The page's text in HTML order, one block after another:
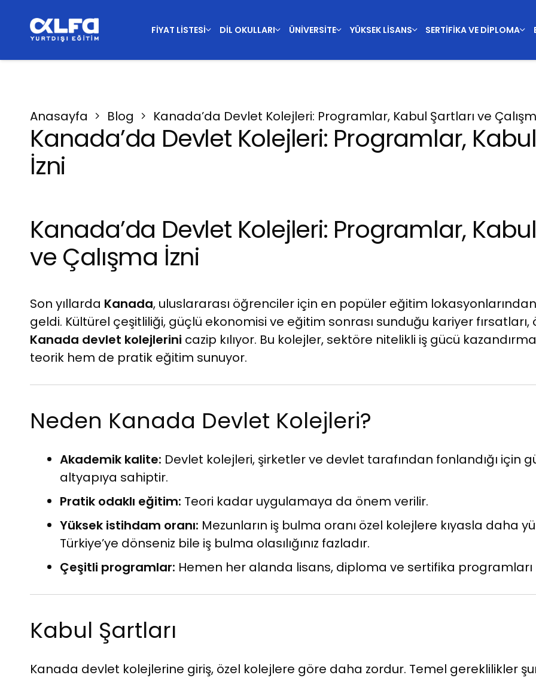
FIYAT LISTESI DIL OKULLARI ÜNIVERSITE YÜKSEK LISANS SERTIFIKA VE DIPLOMA
Anasayfa Blog Kanada’da Devlet Kolejleri: Programlar, Kabul Şartları ve
Kanada’da Devlet Kolejleri: Programlar,
İzni
Kanada’da Devlet Kolejleri: Programlar,
ve Çalışma İzni
Son yıllarda Kanada, uluslararası öğrenciler için en popüler eğitim
geldi. Kültürel çeşitliliği, güçlü ekonomisi ve eğitim sonrası sunduğu kariyer fırsatları,
Kanada devlet kolejlerini cazip kılıyor. Bu kolejler, sektöre nitelikli iş gücü
teorik hem de pratik eğitim sunuyor.
Neden Kanada Devlet Kolejleri?
Akademik kalite: Devlet kolejleri, şirketler ve devlet tarafından fonlandığı için
altyapıya sahiptir.
Pratik odaklı eğitim: Teori kadar uygulamaya da önem verilir.
Yüksek istihdam oranı: Mezunların iş bulma oranı özel kolejlere kıyasla daha
Türkiye’ye dönseniz bile iş bulma olasılığınız fazladır.
Çeşitli programlar: Hemen her alanda lisans, diploma ve sertifika programları
Kabul Şartları
Kanada devlet kolejlerine giriş, özel kolejlere göre daha zordur. Temel gereklilikler